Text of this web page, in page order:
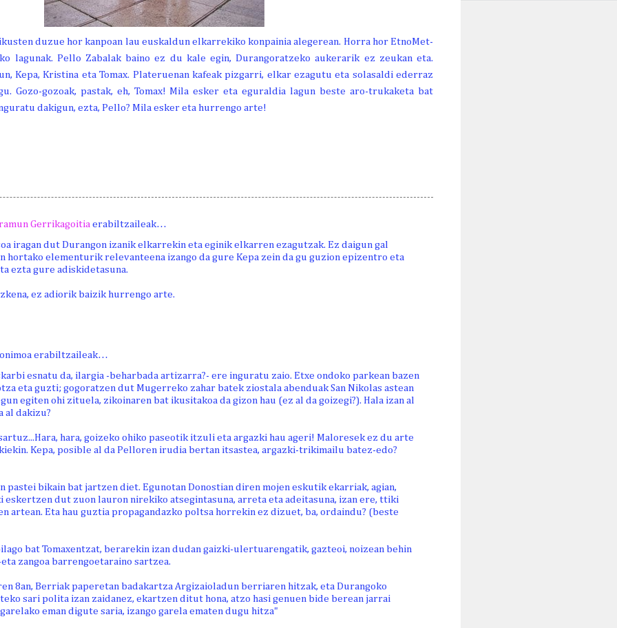
duzue hor kanpoan lau euskaldun elkarrekiko konpainia alegerean. Horra hor EtnoMet-
lagunak. Pello Zabalak baino ez du kale egin, Durangoratzeko aukerarik ez zeukan eta.
Kepa, Kristina eta Tomax. Plateruenan kafeak pizgarri, elkar ezagutu eta solasaldi ederraz
Gozo-gozoak, pastak, eh, Tomax! Mila esker eta eguraldia lagun beste aro-trukaketa bat
dakigun, ezta, Pello? Mila esker eta hurrengo arte!
Gerrikagoitia erabiltzaileak…
iragan dut Durangon izanik elkarrekin eta eginik elkarren ezagutzak. Ez daigun gal
hortako elementurik relevanteena izango da gure Kepa zein da gu guzion epizentro eta
ezta gure adiskidetasuna.
ez adiorik baizik hurrengo arte.
erabiltzaileak…
esnatu da, ilargia -beharbada artizarra?- ere inguratu zaio. Etxe ondoko parkean bazen
eta guzti; gogoratzen dut Mugerreko zahar batek ziostala abenduak San Nikolas astean
egiten ohi zituela, zikoinaren bat ikusitakoa da gizon hau (ez al da goizegi?). Hala izan al
al dakizu?
hara, goizeko ohiko paseotik itzuli eta argazki hau ageri! Maloresek ez du arte
Kepa, posible al da Pelloren irudia bertan itsastea, argazki-trikimailu batez-edo?
pastei bikain bat jartzen diet. Egunotan Donostian diren mojen eskutik ekarriak, agian,
eskertzen dut zuon lauron nirekiko atsegintasuna, arreta eta adeitasuna, izan ere, ttiki
artean. Eta hau guztia propagandazko poltsa horrekin ez dizuet, ba, ordaindu? (beste
bat Tomaxentzat, berarekin izan dudan gaizki-ulertuarengatik, gazteoi, noizean behin
zangoa barrengoetaraino sartzea.
8an, Berriak paperetan badakartza Argizaioladun berriaren hitzak, eta Durangoko
sari polita izan zaidanez, ekartzen ditut hona, atzo hasi genuen bide berean jarrai
eman digute saria, izango garela ematen dugu hitza"